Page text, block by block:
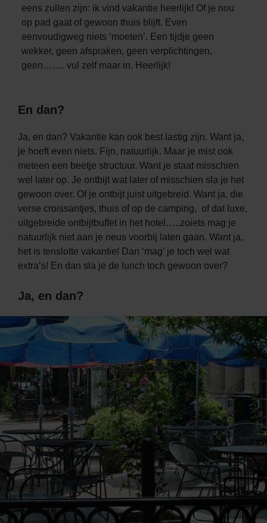
eens zullen zijn: ik vind vakantie heerlijk! Of je nou
op pad gaat of gewoon thuis blijft. Even
eenvoudigweg niets ‘moeten’. Een tijdje geen
wekker, geen afspraken, geen verplichtingen,
geen……. vul zelf maar in. Heerlijk!
En dan?
Ja, en dan? Vakantie kan ook best lastig zijn. Want ja,
je hoeft even niets. Fijn, natuurlijk. Maar je mist ook
meteen een beetje structuur. Want je staat misschien
wel later op. Je ontbijt wat later of misschien sla je het
gewoon over. Of je ontbijt juist uitgebreid. Want ja, die
verse croissantjes, thuis of op de camping, of dat luxe,
uitgebreide ontbijtbuffet in het hotel…..zoiets mag je
natuurlijk niet aan je neus voorbij laten gaan. Want ja,
het is tenslotte vakantie! Dan ‘mag’ je toch wel wat
extra’s! En dan sla je de lunch toch gewoon over?
Ja, en dan?